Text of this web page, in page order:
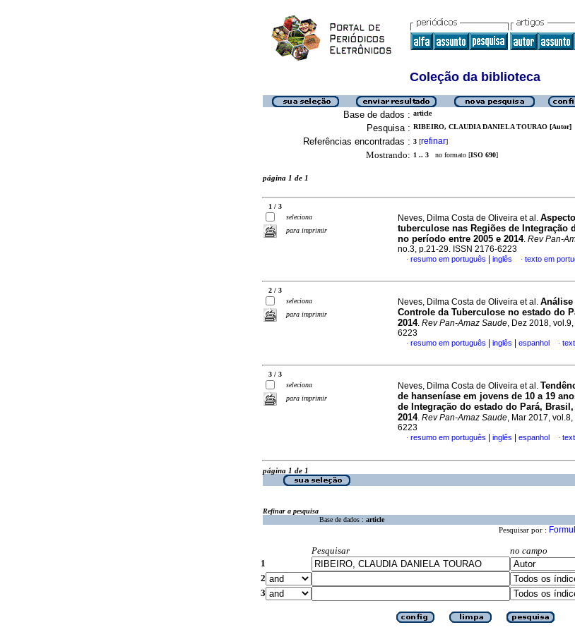
Coleção da biblioteca
Base de dados : article
Pesquisa : RIBEIRO, CLAUDIA DANIELA TOURAO [Autor]
Referências encontradas : 3 [refinar]
Mostrando: 1 .. 3 no formato [ISO 690]
página 1 de 1
1 / 3
seleciona
para imprimir
Neves, Dilma Costa de Oliveira et al.
tuberculose nas Regiões de Integração
no período entre 2005 e 2014. Rev Pan-
no.3, p.21-29. ISSN 2176-6223
· resumo em português inglês · texto em
2 / 3
seleciona
para imprimir
Neves, Dilma Costa de Oliveira et al. Análise
Controle da Tuberculose no estado do
2014. Rev Pan-Amaz Saude, Dez 2018,
6223
· resumo em português inglês espanhol ·
3 / 3
seleciona
para imprimir
Neves, Dilma Costa de Oliveira et al.
de hanseníase em jovens de 10 a 19
de Integração do estado do Pará,
2014. Rev Pan-Amaz Saude, Mar 2017,
6223
· resumo em português inglês espanhol ·
página 1 de 1
Refinar a pesquisa
Base de dados : article
Pesquisar por :
Pesquisar
no campo
1
2
3